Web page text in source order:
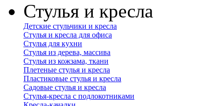
Стулья и кресла
Детские стульчики и кресла
Стулья и кресла для офиса
Стулья для кухни
Стулья из дерева, массива
Стулья из кожзама, ткани
Плетеные стулья и кресла
Пластиковые стулья и кресла
Садовые стулья и кресла
Стулья-кресла с подлокотниками